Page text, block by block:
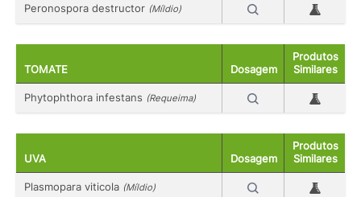
Peronospora destructor (Míldio)
TOMATE Dosagem
Produtos
Similares
Phytophthora infestans (Requeima)
UVA Dosagem
Produtos
Similares
Plasmopara viticola (Míldio)